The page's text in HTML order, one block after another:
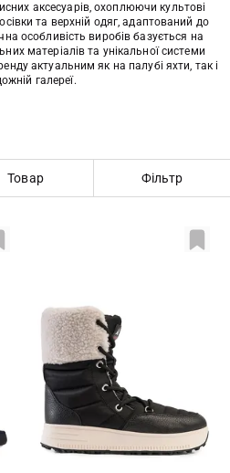
аксесуарів, охоплюючи культові
та верхній одяг, адаптований до
особливість виробів базується на
матеріалів та унікальної системи
актуальним як на палубі яхти, так і
галереї.
Товар Фільтр